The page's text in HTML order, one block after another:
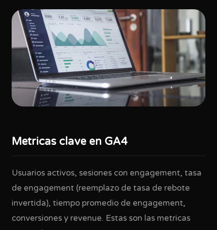
Metricas clave en GA4
Usuarios activos, sesiones con engagement, tasa
de engagement (reemplazo de tasa de rebote
invertida), tiempo promedio de engagement,
conversiones y revenue. Estas son las metricas